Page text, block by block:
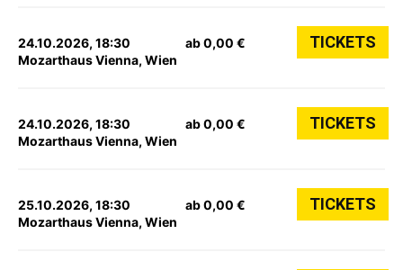
24.10.2026, 18:30
Mozarthaus Vienna, Wien
ab 0,00 € TICKETS
24.10.2026, 18:30
Mozarthaus Vienna, Wien
ab 0,00 € TICKETS
25.10.2026, 18:30
Mozarthaus Vienna, Wien
ab 0,00 € TICKETS